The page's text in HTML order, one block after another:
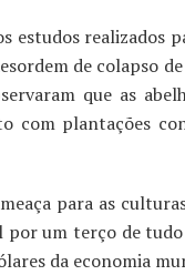
estudos realizados
de colapso
que as
com plantações
para as
um terço de
da economia